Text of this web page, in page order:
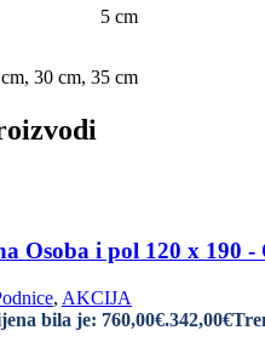
5 cm
, 30 cm, 35 cm
Osoba i pol 120 x 190
, AKCIJA
bila je: 760,00€.342,00€